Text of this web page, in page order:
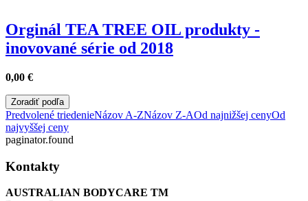
Orginál TEA TREE OIL produkty -
inovované série od 2018
0,00 €
Zoradiť podľa
Predvolené triedenieNázov A-ZNázov Z-AOd najnižšej cenyOd
najvyššej ceny
paginator.found
Kontakty
AUSTRALIAN BODYCARE TM